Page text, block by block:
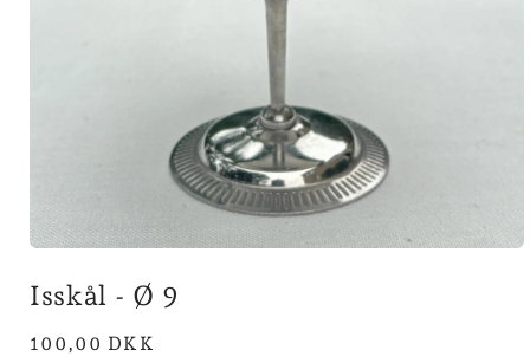
1
iIsskål - Ø 9
Normalpris
100,00 DKK